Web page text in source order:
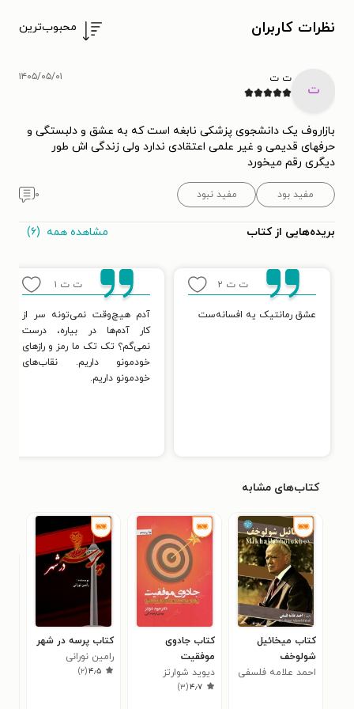
نظرات کاربران محبوب‌ترین
ت
ت ت ۱۴۰۵/۰۵/۰۱
بازاروف یک دانشجوی پزشکی نابغه است که به عشق و دلبستگی و
حرفهای قدیمی و غیر علمی اعتقادی ندارد ولی زندگی اش طور
دیگری رقم میخورد
مفید بود مفید نبود ۰
بریده‌هایی از کتاب مشاهده همه (۶)
ت ت ۲
عشق رمانتیک یه افسانه‌ست
ت ت ۱
آدم هیچ‌وقت نمی‌تونه سر از
کار آدم‌ها در بیاره، درست
نمی‌گم؟ تک تک ما رمز و رازهای
خودمونو داریم. نقاب‌های
خودمونو داریم.
کتاب‌های مشابه
کتاب میخائیل
شولوخف
احمد علامه فلسفی
کتاب جادوی
موفقیت
دیوید شوارتز
۴٫۷(۳)
کتاب پرسه در شهر
رامین نورانی
۴٫۵(۲)